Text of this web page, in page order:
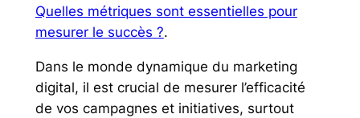
Quelles métriques sont essentielles pour
mesurer le succès ?.
Dans le monde dynamique du marketing
digital, il est crucial de mesurer l’efficacité
de vos campagnes et initiatives, surtout